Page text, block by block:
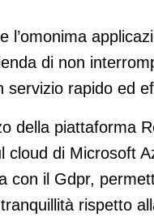
di non
rapido ed
della piattaforma
cloud di Microsoft
con il Gdpr,
rispetto